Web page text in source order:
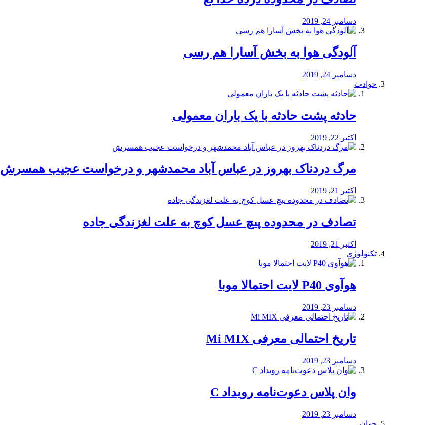
دسامبر 24, 2019
آلودگی هوا به بخش آسارا هم رسی
دسامبر 24, 2019
حوادث
️حادثه پشت حادثه با یک باران معمولی
اکتبر 22, 2019
مرگ دردناک بهروز در عباس آباد محمدشهر و درخواست عجیب همسرش
اکتبر 21, 2019
تصادف در محدوده پیچ عسل کوچ به علت لغزندگی جاده
اکتبر 21, 2019
تکنولوژی
هوآوی P40 لایت احتمالا موبا
دسامبر 23, 2019
تاریخ احتمالی معرفی Mi MIX
دسامبر 23, 2019
وان پلاس دعوت‌نامه رویداد C
دسامبر 23, 2019